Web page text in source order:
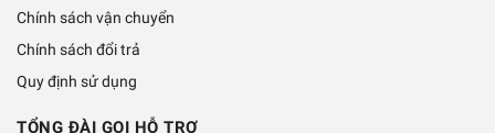
Chính sách vận chuyển
Chính sách đổi trả
Quy định sử dụng
TỔNG ĐÀI GỌI HỖ TRỢ